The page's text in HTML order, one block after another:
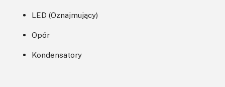
LED (Oznajmujący)
Opór
Kondensatory